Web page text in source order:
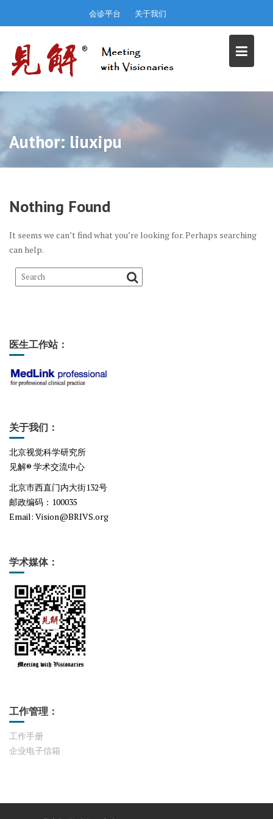
会诊平台 关于我们
Author: liuxipu
Nothing Found
It seems we can’t find what you’re looking for. Perhaps searching
can help.
医生工作站：
关于我们：
北京视觉科学研究所
见解® 学术交流中心
北京市西直门内大街132号
邮政编码：100035
Email: Vision@BRIVS.org
学术媒体：
工作管理：
工作手册
企业电子信箱